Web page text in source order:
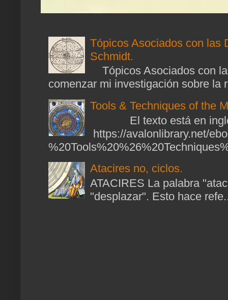
Tópicos Asociados con las
Schmidt.
Tópicos Asociados con
comenzar mi investigación sobre la
Tools & Techniques of the
El texto está en
https://avalonlibrary.net/
Atacires no, ciclos.
ATACIRES La palabra
"desplazar". Esto hace